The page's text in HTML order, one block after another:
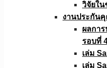
วิจัยใน
งานประกัน
ผลกา
รอบที่
เล่ม
เล่ม